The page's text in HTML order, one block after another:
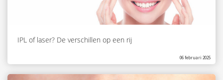
IPL of laser? De verschillen op een rij
06 februari 2025